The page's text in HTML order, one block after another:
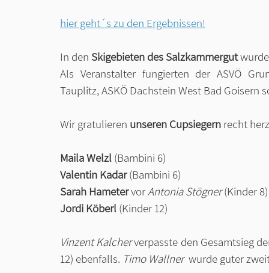
hier geht´s zu den Ergebnissen!
In den Skigebieten des Salzkammergut
Als Veranstalter fungierten der ASVÖ
Tauplitz, ASKÖ Dachstein West Bad Goisern
Wir gratulieren unseren Cupsiegern recht
Maila Welzl (Bambini 6)
Valentin Kadar (Bambini 6)
Sarah Hameter vor Antonia Stögner (Kinder 8)
Jordi Köberl (Kinder 12)
Vinzent Kalcher verpasste den Gesamtsieg
12) ebenfalls. Timo Wallner
wurde guter